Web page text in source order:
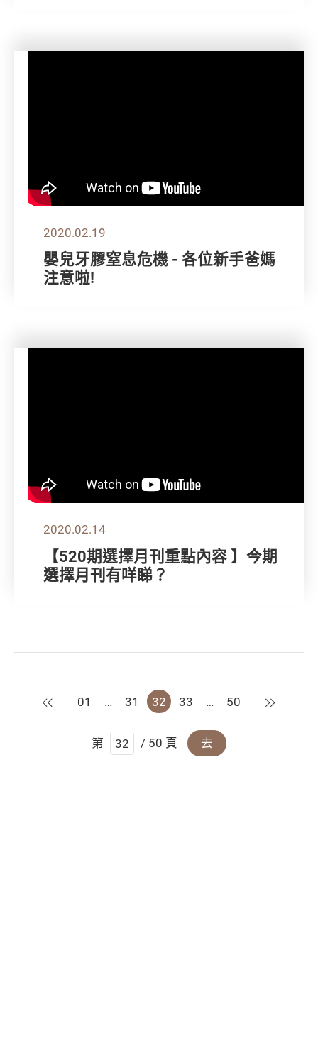
2020.02.19
嬰兒牙膠窒息危機 - 各位新手爸媽
注意啦!
2020.02.14
【520期選擇月刊重點內容 】今期
選擇月刊有咩睇？
上一頁
01 … 31 32 33 … 50 下一頁
第 / 50 頁 去